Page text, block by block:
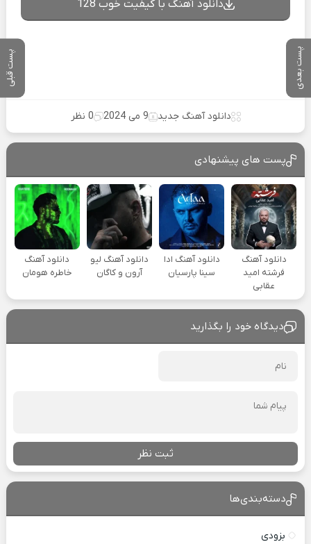
پست بعدی پست قبلی
دانلود آهنگ با کیفیت خوب 128
دانلود آهنگ جدید 9 می 2024 0 نظر
پست های پیشنهادی
دانلود آهنگ
فرشته امید
عقابی
دانلود آهنگ ادا
سینا پارسیان
دانلود آهنگ لیو
آرون و کاگان
دانلود آهنگ
خاطره هومان
دیدگاه خود را بگذارید
ثبت نظر
دسته‌بندی‌ها
بزودی